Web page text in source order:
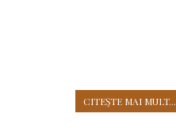
CITEŞTE MAI MULT...